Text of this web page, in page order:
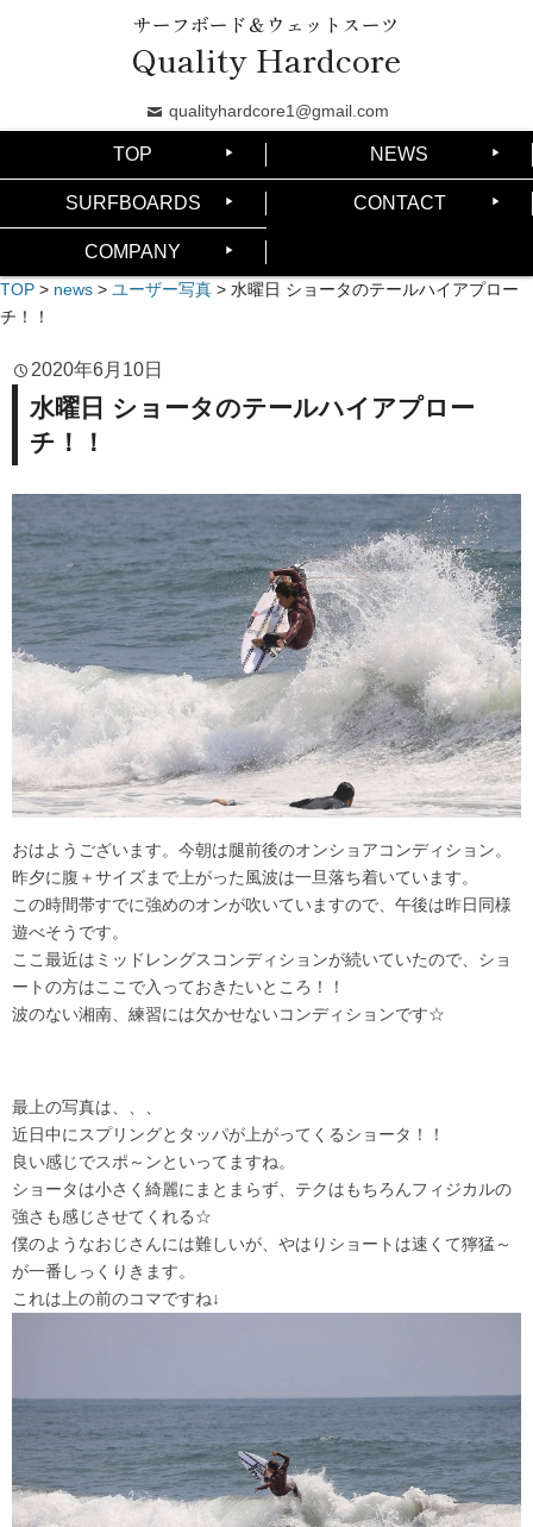
サーフボード＆ウェットスーツ
Quality Hardcore
qualityhardcore1@gmail.com
TOP NEWS
SURFBOARDS CONTACT
COMPANY
TOP > news > ユーザー写真 > 水曜日 ショータのテールハイアプロー
チ！！
2020年6月10日
水曜日 ショータのテールハイアプロー
チ！！
おはようございます。今朝は腿前後のオンショアコンディション。
昨夕に腹＋サイズまで上がった風波は一旦落ち着いています。
この時間帯すでに強めのオンが吹いていますので、午後は昨日同様
遊べそうです。
ここ最近はミッドレングスコンディションが続いていたので、ショ
ートの方はここで入っておきたいところ！！
波のない湘南、練習には欠かせないコンディションです☆
最上の写真は、、、
近日中にスプリングとタッパが上がってくるショータ！！
良い感じでスポ～ンといってますね。
ショータは小さく綺麗にまとまらず、テクはもちろんフィジカルの
強さも感じさせてくれる☆
僕のようなおじさんには難しいが、やはりショートは速くて獰猛～
が一番しっくりきます。
これは上の前のコマですね↓